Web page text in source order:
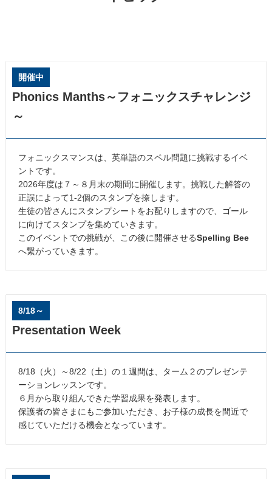
開催中
Phonics Manths～フォニックスチャレンジ
～
フォニックスマンスは、英単語のスペル問題に挑戦するイベ
ントです。
2026年度は７～８月末の期間に開催します。挑戦した解答の
正誤によって1-2個のスタンプを捺します。
生徒の皆さんにスタンプシートをお配りしますので、ゴール
に向けてスタンプを集めていきます。
このイベントでの挑戦が、この後に開催させるSpelling Bee
へ繋がっていきます。
8/18～
Presentation Week
8/18（火）～8/22（土）の１週間は、ターム２のプレゼンテ
ーションレッスンです。
６月から取り組んできた学習成果を発表します。
保護者の皆さまにもご参加いただき、お子様の成長を間近で
感じていただける機会となっています。